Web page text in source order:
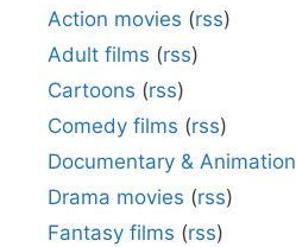
Action movies (rss)
Adult films (rss)
Cartoons (rss)
Comedy films (rss)
Documentary & Animation
Drama movies (rss)
Fantasy films (rss)